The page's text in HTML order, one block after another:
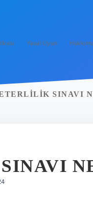
Yasal Uyarı
SINAVI